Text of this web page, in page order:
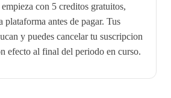
con 5 creditos gratuitos,
plataforma antes de pagar. Tus
y puedes cancelar tu suscripcion
efecto al final del periodo en curso.